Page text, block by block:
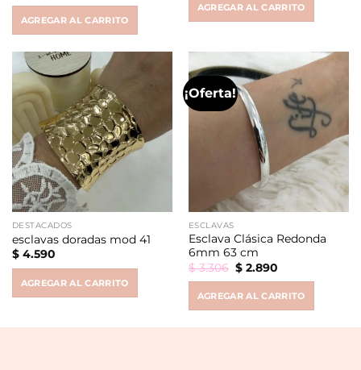
AGREGAR AL CARRITO
AGREGAR AL CARRITO
DESTACADOS
esclavas doradas mod 41
$4.590
AGREGAR AL CARRITO
¡Oferta!
ESCLAVAS
Esclava Clásica Redonda
6mm 63 cm
$3.306 Original
price
$ 3.306.
$2.890Current
$ 2.890.
AGREGAR AL CARRITO